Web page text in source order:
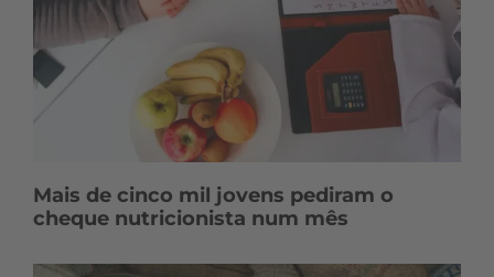
Mais de cinco mil jovens pediram o
cheque nutricionista num mês